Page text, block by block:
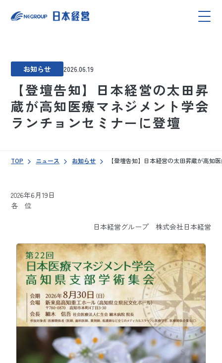
お知らせ 2026.06.19
【登壇告知】日本経営の太田昇
蔵が高知医療マネジメント学会
ランチョンセミナーに登壇
TOP ニュース お知らせ 【登壇告知】日本経営の太田昇蔵が高知
2026年6月19日
各 位
日本経営グループ 株式会社日本経営